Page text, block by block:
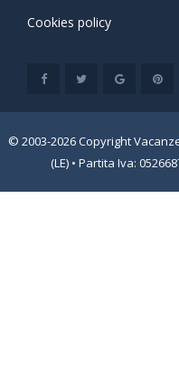
Cookies policy
© 2003-2026 Copyright
(LE) • Partita Iva: